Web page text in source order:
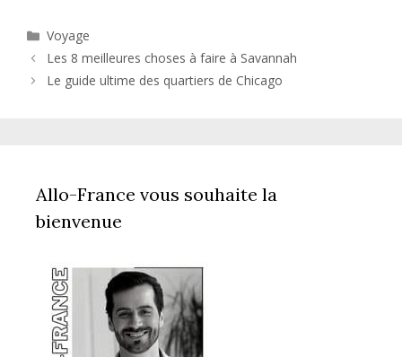
Catégories
Voyage
Les 8 meilleures choses à faire à Savannah
Le guide ultime des quartiers de Chicago
Allo-France vous souhaite la
bienvenue